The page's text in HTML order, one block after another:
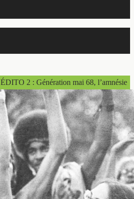
ÉDITO 2 : Génération mai 68, l’amnésie